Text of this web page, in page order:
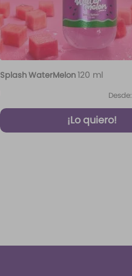
Splash WaterMelon120 ml
Desde:
¡Lo quiero!